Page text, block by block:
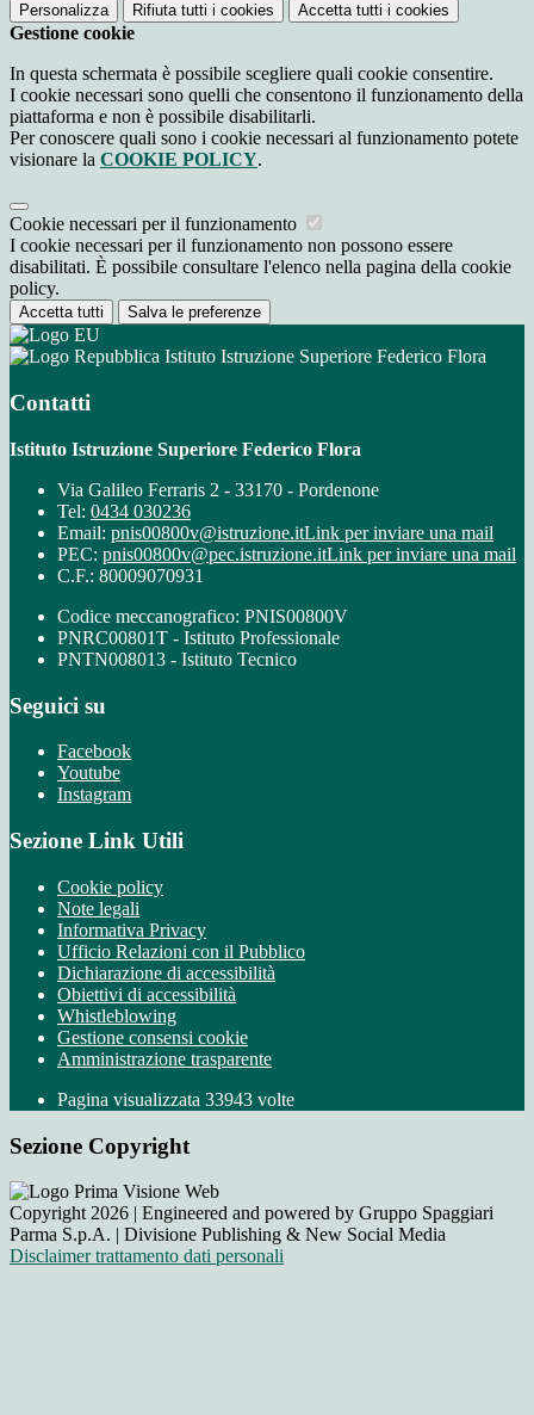
Personalizza Rifiuta tutti i cookies Accetta tutti i cookies
Gestione cookie
In questa schermata è possibile scegliere quali cookie consentire.
I cookie necessari sono quelli che consentono il funzionamento della
piattaforma e non è possibile disabilitarli.
Per conoscere quali sono i cookie necessari al funzionamento potete
visionare la COOKIE POLICY.
Cookie necessari per il funzionamento
I cookie necessari per il funzionamento non possono essere
disabilitati. È possibile consultare l'elenco nella pagina della cookie
policy.
Accetta tutti Salva le preferenze
Istituto Istruzione Superiore Federico Flora
Contatti
Istituto Istruzione Superiore Federico Flora
Via Galileo Ferraris 2 - 33170 - Pordenone
Tel: 0434 030236
Email: pnis00800v@istruzione.itLink per inviare una mail
PEC: pnis00800v@pec.istruzione.itLink per inviare una mail
C.F.: 80009070931
Codice meccanografico: PNIS00800V
PNRC00801T - Istituto Professionale
PNTN008013 - Istituto Tecnico
Seguici su
Facebook
Youtube
Instagram
Sezione Link Utili
Cookie policy
Note legali
Informativa Privacy
Ufficio Relazioni con il Pubblico
Dichiarazione di accessibilità
Obiettivi di accessibilità
Whistleblowing
Gestione consensi cookie
Amministrazione trasparente
Pagina visualizzata 33943 volte
Sezione Copyright
Copyright 2026 | Engineered and powered by Gruppo Spaggiari
Parma S.p.A. | Divisione Publishing & New Social Media
Disclaimer trattamento dati personali